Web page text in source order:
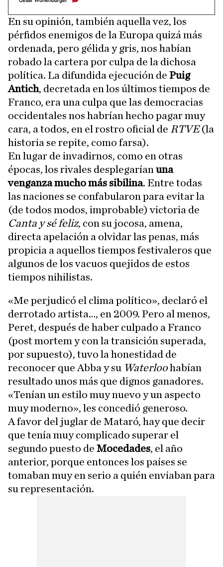
En su opinión, también aquella vez, los
pérfidos enemigos de la Europa quizá más
ordenada, pero gélida y gris, nos habían
robado la cartera por culpa de la dichosa
política. La difundida ejecución de Puig
Antich, decretada en los últimos tiempos de
Franco, era una culpa que las democracias
occidentales nos habrían hecho pagar muy
cara, a todos, en el rostro oficial de RTVE(la
historia se repite, como farsa).
En lugar de invadirnos, como en otras
épocas, los rivales desplegarían una
venganza mucho más sibilina. Entre todas
las naciones se confabularon para evitar la
(de todos modos, improbable) victoria de
Canta y sé feliz, con su jocosa, amena,
directa apelación a olvidar las penas, más
propicia a aquellos tiempos festivaleros que
algunos de los vacuos quejidos de estos
tiempos nihilistas.
«Me perjudicó el clima político», declaró el
derrotado artista…, en 2009. Pero al menos,
Peret, después de haber culpado a Franco
(post mortem y con la transición superada,
por supuesto), tuvo la honestidad de
reconocer que Abba y su Waterloohabían
resultado unos más que dignos ganadores.
«Tenían un estilo muy nuevo y un aspecto
muy moderno», les concedió generoso.
A favor del juglar de Mataró, hay que decir
que tenía muy complicado superar el
segundo puesto de Mocedades, el año
anterior, porque entonces los países se
tomaban muy en serio a quién enviaban para
su representación.